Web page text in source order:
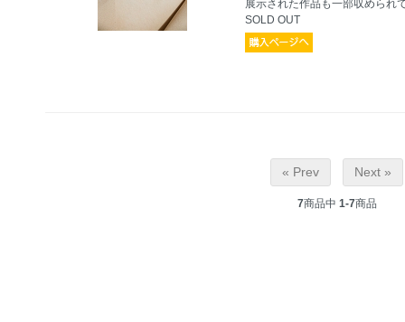
展示された作品も一部収められ
SOLD OUT
« Prev Next »
7商品中 1-7商品